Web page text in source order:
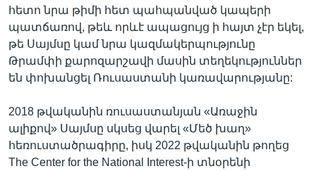
հետո նրա թիմի հետ պահպանված կապերի
պատճառով, թեև որևէ ապացույց ի հայտ չէր եկել,
թե Սայմսը կամ նրա կազմակերպությունը
Թրամփի քարոզարշավի մասին տեղեկություններ
են փոխանցել Ռուսաստանի կառավարությանը:
2018 թվականին ռուսաստանյան «Առաջին
ալիքով» Սայմսը սկսեց վարել «Մեծ խաղ»
հեռուստածրագիրը, իսկ 2022 թվականին թողեց
The Center for the National Interest-ի տնօրենի